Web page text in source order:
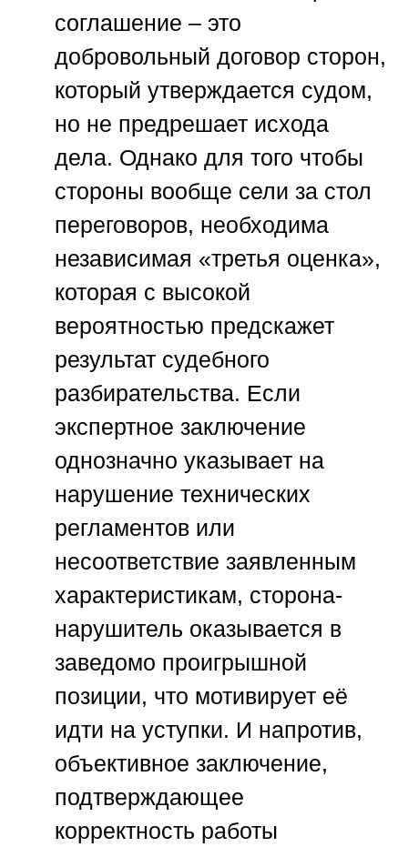
соглашение – это
добровольный договор сторон,
который утверждается судом,
но не предрешает исхода
дела. Однако для того чтобы
стороны вообще сели за стол
переговоров, необходима
независимая «третья оценка»,
которая с высокой
вероятностью предскажет
результат судебного
разбирательства. Если
экспертное заключение
однозначно указывает на
нарушение технических
регламентов или
несоответствие заявленным
характеристикам, сторона-
нарушитель оказывается в
заведомо проигрышной
позиции, что мотивирует её
идти на уступки. И напротив,
объективное заключение,
подтверждающее
корректность работы